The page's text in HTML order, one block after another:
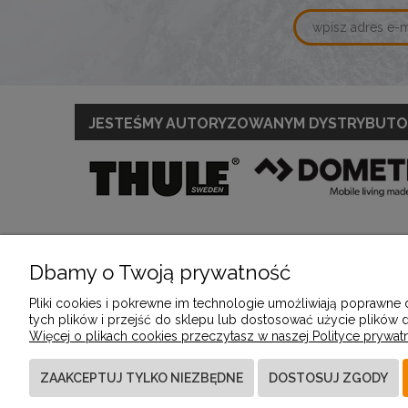
JESTEŚMY AUTORYZOWANYM
Zwroty i reklamacje
Regulamin
Twoje zamówienia
Ustawienia konta
Przechowalnia
Dbamy o Twoją prywatność
Pliki cookies i pokrewne im technologie umożliwiają
tych plików i przejść do sklepu lub dostosować użycie plików
Więcej o plikach cookies przeczytasz w naszej Polityce
ZAAKCEPTUJ TYLKO NIEZBĘDNE DOSTOSUJ ZGODY